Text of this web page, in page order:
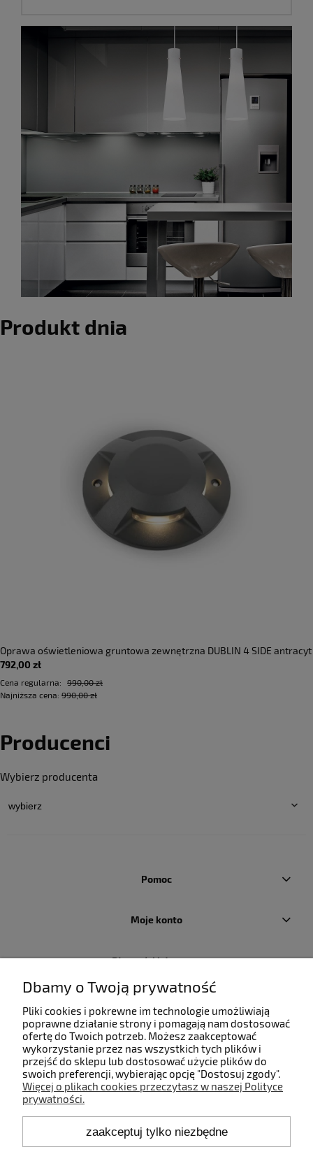
Produkt dnia
Oprawa oświetleniowa gruntowa zewnętrzna DUBLIN 4 SIDE antracyt
- LED COB 4x3W 3000K 205lm 100-240V IP67 4x36°- HOFF LIGHT
792,00 zł
Cena regularna:
990,00 zł
Najniższa cena: 990,00 zł
Producenci
Wybierz producenta
Pomoc
Moje konto
Płatności i dostawa
O nas
Kontakt
+48 660 808 853
Dbamy o Twoją prywatność
Pliki cookies i pokrewne im technologie umożliwiają
poprawne działanie strony i pomagają nam dostosować
ofertę do Twoich potrzeb. Możesz zaakceptować
wykorzystanie przez nas wszystkich tych plików i
przejść do sklepu lub dostosować użycie plików do
swoich preferencji, wybierając opcję "Dostosuj zgody".
Więcej o plikach cookies przeczytasz w naszej Polityce
prywatności.
zaakceptuj tylko niezbędne